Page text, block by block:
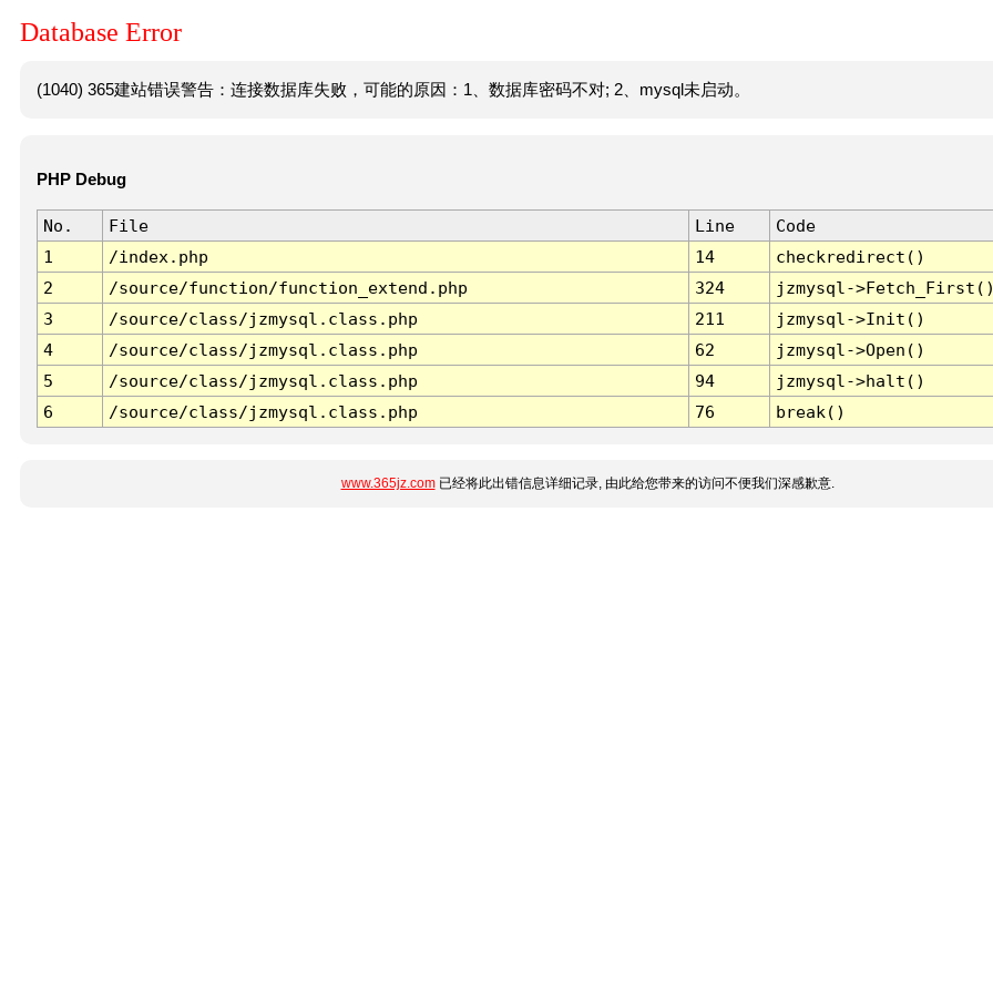
Database Error
(1040) 365建站错误警告：连接数据库失败，可能的原因：1、数据库密码不对; 2、mysql未启动。
PHP Debug
No. File Line
Code
1
/index.php 14
checkredirect()
2
/source/function/function_extend.php 324
jzmysql-
3
/source/class/jzmysql.class.php 211
jzmysql->Init()
4
/source/class/jzmysql.class.php 62
jzmysql->Open()
5
/source/class/jzmysql.class.php 94
jzmysql->halt()
6
/source/class/jzmysql.class.php 76 break()
www.365jz.com已经将此出错信息详细记录, 由此给您带来的访问不便我们深感歉意.